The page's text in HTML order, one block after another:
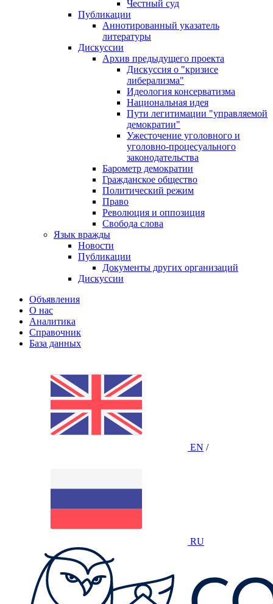
Честный суд
Публикации
Аннотированный указатель
литературы
Дискуссии
Архив предыдущего проекта
Дискуссия о "кризисе
либерализма"
Идеология консерватизма
Национальная идея
Пути легитимации "управляемой
демократии"
Ужесточение уголовного и
уголовно-процесуального
законодательства
Барометр демократии
Гражданское общество
Политический режим
Право
Революция и оппозиция
Свобода слова
Язык вражды
Новости
Публикации
Документы других организаций
Дискуссии
Объявления
О нас
Аналитика
Справочник
База данных
EN /
RU